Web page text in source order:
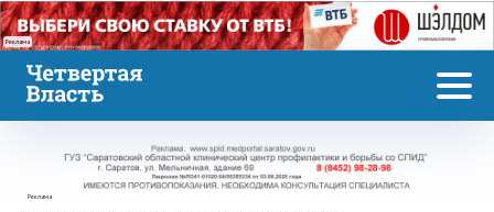
Реклама
Реклама